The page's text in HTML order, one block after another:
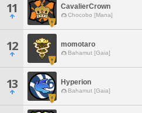
11 CavalierCrown
Chocobo [Mana]
12 momotaro
Bahamut [Gaia]
13 Hyperion
Bahamut [Gaia]